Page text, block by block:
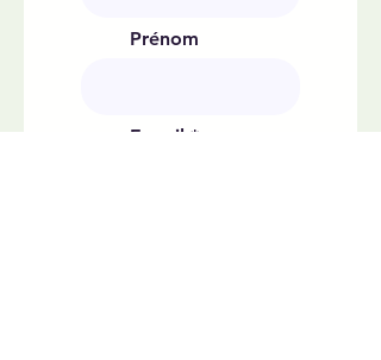
Prénom
E-mail